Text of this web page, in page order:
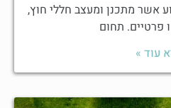
אשר מתכנן ומעצב חללי חוץ,
פרטיים. תחום
עוד »